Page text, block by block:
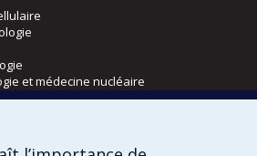
et médecine nucléaire